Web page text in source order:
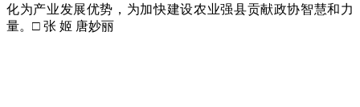
化为产业发展优势，为加快建设农业强县贡献政协智慧和力
量。□ 张 姬 唐妙丽